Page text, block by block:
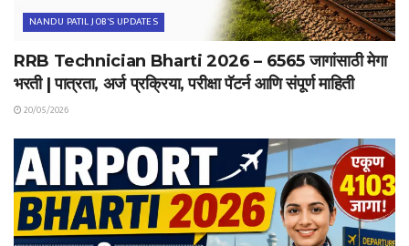
NANDU PATIL JOB'S UPDATES
RRB Technician Bharti 2026 – 6565 जागांसाठी मेगा
भरती | पात्रता, अर्ज प्रक्रिया, परीक्षा पॅटर्न आणि संपूर्ण माहिती
20/05/2026